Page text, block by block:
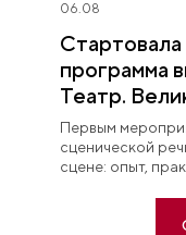
06.08
программа
Театр.
Первым
сценической
сцене: опыт,